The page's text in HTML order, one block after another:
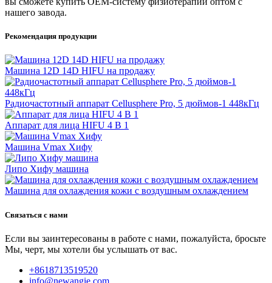
нашего завода.
Рекомендация продукции
Машина 12D 14D HIFU на продажу
Радиочастотный аппарат Cellusphere Pro, 5 дюймов-1 448кГц
Аппарат для лица HIFU 4 В 1
Машина Vmax Хифу
Липо Хифу машина
Машина для охлаждения кожи с воздушным охлаждением
Связаться с нами
Если вы заинтересованы в работе с нами, пожалуйста, бросьте
Мы, черт, мы хотели бы услышать от вас.
+8618713519520
info@newangie.com